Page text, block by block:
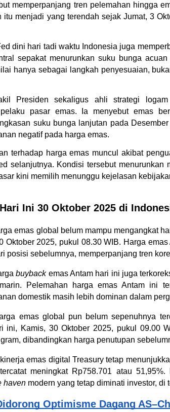
memperpanjang tren pelemahan hingga
itu menjadi yang terendah sejak Jumat, 3
dini hari tadi waktu Indonesia juga
sepakat menurunkan suku bunga
hanya sebagai langkah penyesuaian,
Presiden sekaligus ahli strategi
pelaku pasar emas. Ia menyebut emas
suku bunga lanjutan pada
negatif pada harga emas.
terhadap harga emas muncul akibat
selanjutnya. Kondisi tersebut
kini memilih menunggu kejelasan
Ini 30 Oktober 2025 di
emas global belum mampu mengangkat
Oktober 2025, pukul 08.30 WIB. Harga
posisi sebelumnya, memperpanjang tren
buyback emas Antam hari ini juga
Pelemahan harga emas Antam ini
domestik masih lebih dominan dalam
emas global pun belum sepenuhnya
ini, Kamis, 30 Oktober 2025, pukul 09.00
dibandingkan harga penutupan
emas digital Treasury tetap
meningkat Rp758.701 atau
haven modern yang tetap diminati investor,
Optimisme Dagang